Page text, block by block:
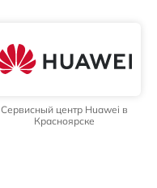
Сервисный центр Huawei в
Красноярске